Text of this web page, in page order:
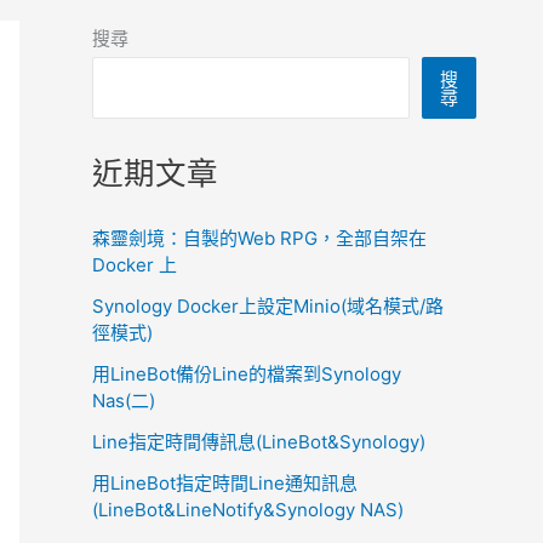
搜尋
搜
尋
近期文章
森靈劍境：自製的Web RPG，全部自架在
Docker 上
Synology Docker上設定Minio(域名模式/路
徑模式)
用LineBot備份Line的檔案到Synology
Nas(二)
Line指定時間傳訊息(LineBot&Synology)
用LineBot指定時間Line通知訊息
(LineBot&LineNotify&Synology NAS)